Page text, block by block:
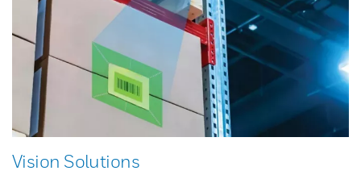
Vision Solutions